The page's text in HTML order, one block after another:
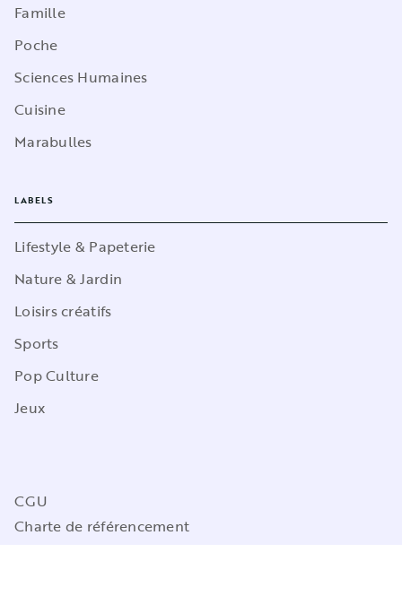
Famille
Poche
Sciences Humaines
Cuisine
Marabulles
LABELS
Lifestyle & Papeterie
Nature & Jardin
Loisirs créatifs
Sports
Pop Culture
Jeux
CGU
Charte de référencement